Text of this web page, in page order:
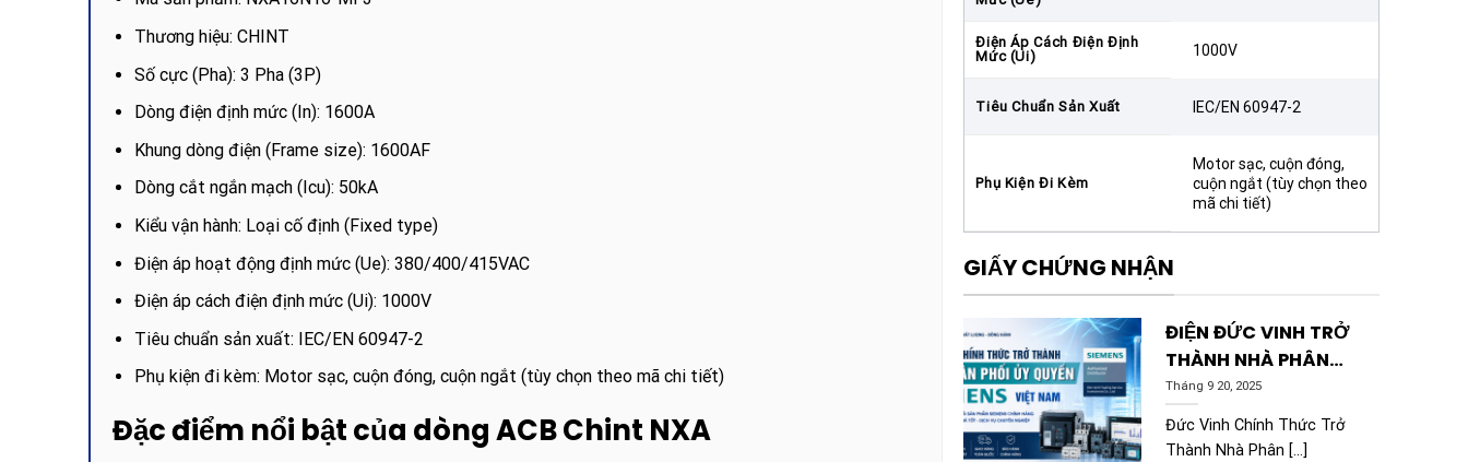
Thương hiệu: CHINT
Số cực (Pha): 3 Pha (3P)
Dòng điện định mức (In): 1600A
Khung dòng điện (Frame size): 1600AF
Dòng cắt ngắn mạch (Icu): 50kA
Kiểu vận hành: Loại cố định (Fixed type)
Điện áp hoạt động định mức (Ue): 380/400/415VAC
Điện áp cách điện định mức (Ui): 1000V
Tiêu chuẩn sản xuất: IEC/EN 60947-2
Phụ kiện đi kèm: Motor sạc, cuộn đóng, cuộn ngắt (tùy chọn theo mã chi tiết)
Đặc điểm nổi bật của dòng ACB Chint NXA
Điện Áp Cách Điện Định
Mức (Ui)
1000V
Tiêu Chuẩn Sản Xuất IEC/EN 60947-2
Phụ Kiện Đi Kèm
Motor sạc, cuộn đóng,
cuộn ngắt (tùy chọn theo
mã chi tiết)
GIẤY CHỨNG NHẬN
ĐIỆN ĐỨC VINH TRỞ
THÀNH NHÀ PHÂN
PHỐI ỦY QUYỀN
CHÍNH THỨC CỦA
SIEMENS VIỆT NAM
Tháng 9 20, 2025
Đức Vinh Chính Thức Trở
Thành Nhà Phân [...]